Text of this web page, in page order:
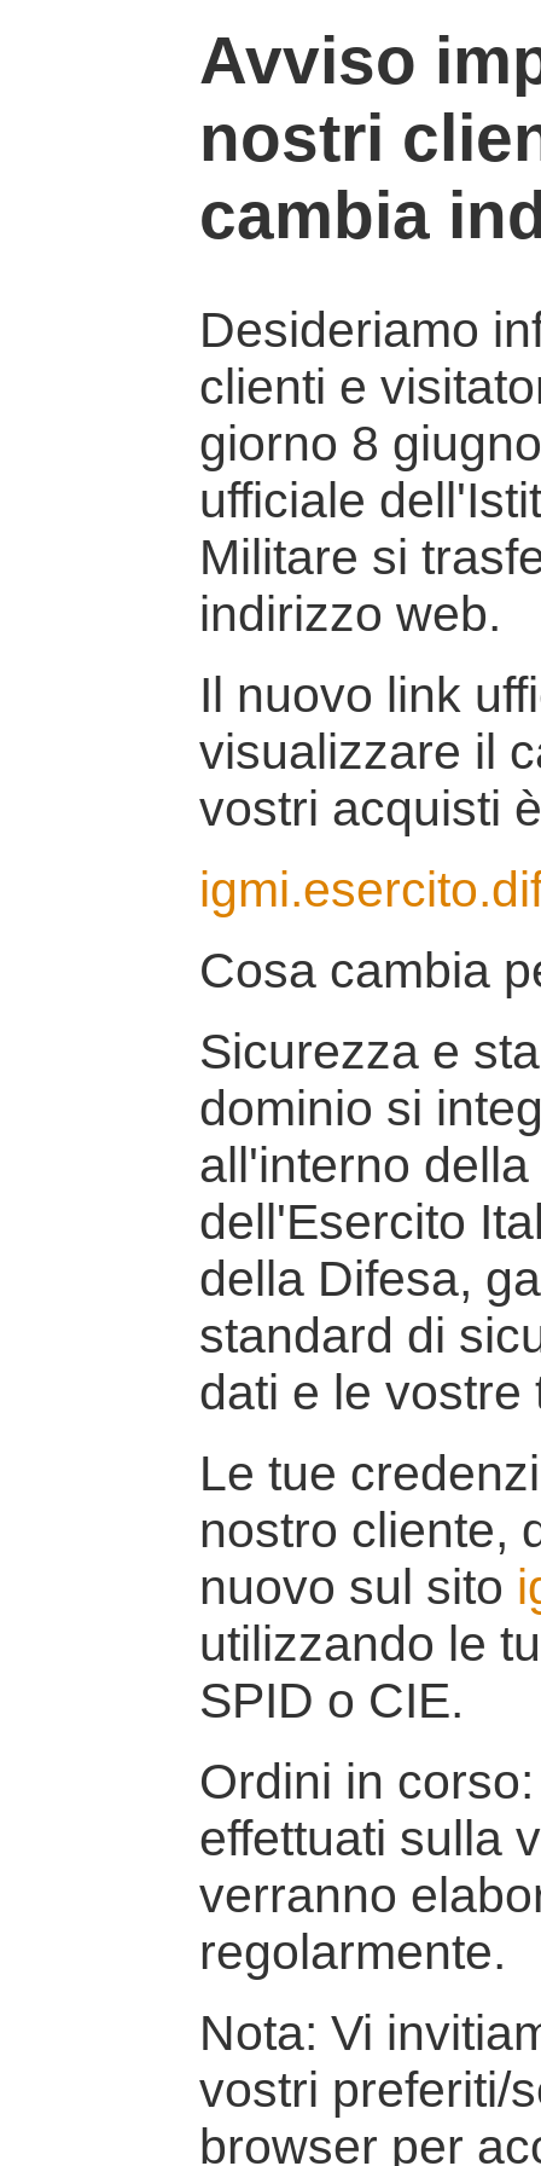
Avviso
nostri
cambia
Desideriamo
clienti e
giorno 8
ufficiale
Militare si
indirizzo web.
Il nuovo link
visualizzare il
vostri acquisti
Cosa cambia
Sicurezza e
dominio si
all'interno
dell'Esercito
della Difesa,
standard di
dati e le vostre
Le tue
nostro cliente,
nuovo sul sito
utilizzando le
SPID o CIE.
Ordini in
effettuati sulla
verranno
regolarmente.
Nota: Vi
vostri preferiti/
browser per